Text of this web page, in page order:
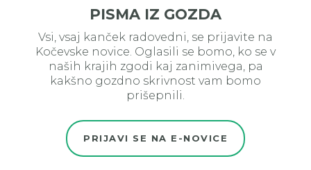
PISMA IZ GOZDA
Vsi, vsaj kanček radovedni, se prijavite na
Kočevske novice. Oglasili se bomo, ko se v
naših krajih zgodi kaj zanimivega, pa
kakšno gozdno skrivnost vam bomo
prišepnili.
PRIJAVI SE NA E-NOVICE